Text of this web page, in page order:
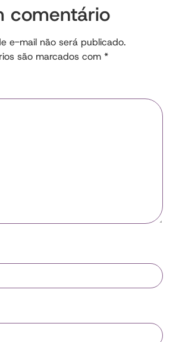
comentário
e-mail não será publicado.
são marcados com*